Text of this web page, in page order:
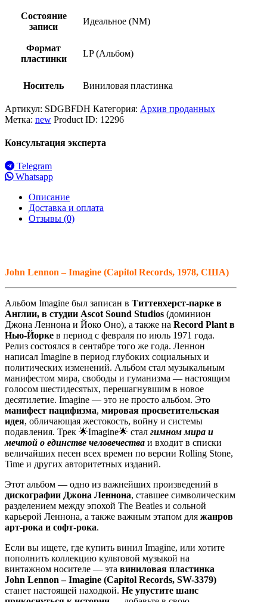
Состояние
записи
Идеальное (NM)
Формат
пластинки
LP (Альбом)
Носитель Виниловая пластинка
Артикул: SDGBFDH Категория: Архив проданных
Метка: new Product ID: 12296
Консультация эксперта
Telegram
Whatsapp
Описание
Доставка и оплата
Отзывы (0)
John Lennon – Imagine (Capitol Records, 1978, США)
Альбом Imagine был записан в Титтенхерст-парке в
Англии, в студии Ascot Sound Studios (доминион
Джона Леннона и Йоко Оно), а также на Record Plant в
Нью-Йорке в период с февраля по июль 1971 года.
Релиз состоялся в сентябре того же года. Леннон
написал Imagine в период глубоких социальных и
политических изменений. Альбом стал музыкальным
манифестом мира, свободы и гуманизма — настоящим
голосом шестидесятых, перешагнувшим в новое
десятилетие. Imagine — это не просто альбом. Это
манифест пацифизма, мировая просветительская
идея, обличающая жестокость, войну и системы
подавления. Трек 🌟Imagine🌟 стал гимном мира и
мечтой о единстве человечества и входит в списки
величайших песен всех времен по версии Rolling Stone,
Time и других авторитетных изданий.
Этот альбом — одно из важнейших произведений в
дискографии Джона Леннона, ставшее символическим
разделением между эпохой The Beatles и сольной
карьерой Леннона, а также важным этапом для жанров
арт-рока и софт-рока.
Если вы ищете, где купить винил Imagine, или хотите
пополнить коллекцию культовой музыкой на
винтажном носителе — эта виниловая пластинка
John Lennon – Imagine (Capitol Records, SW-3379)
станет настоящей находкой. Не упустите шанс